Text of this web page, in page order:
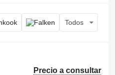
Todos
Precio a consultar